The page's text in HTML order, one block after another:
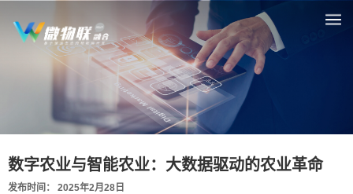
数字农业与智能农业：大数据驱动的农业革命
发布时间： 2025年2月28日